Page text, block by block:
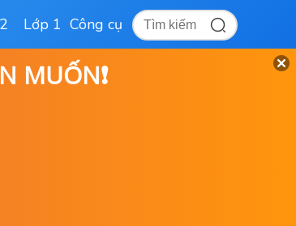
Lớp 1 Công cụ
MUỐN❗